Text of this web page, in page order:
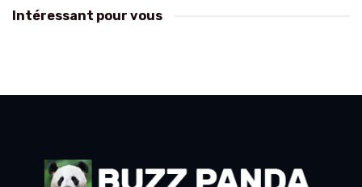
Intéressant pour vous